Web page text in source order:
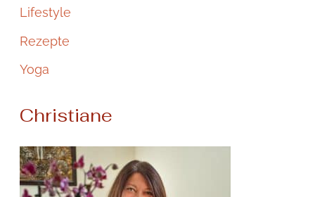
Lifestyle
Rezepte
Yoga
Christiane